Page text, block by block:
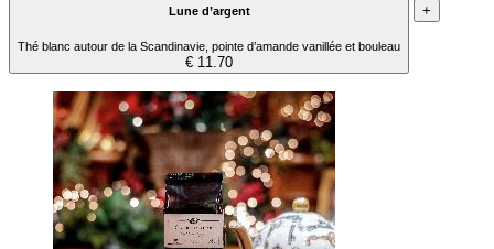
Lune d’argent
Thé blanc autour de la Scandinavie, pointe d’amande vanillée et bouleau
€ 11.70
+